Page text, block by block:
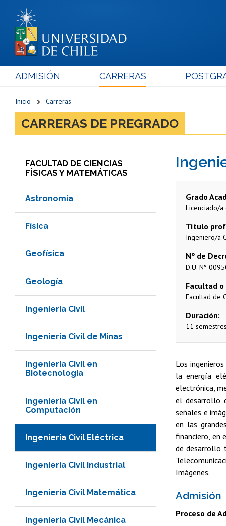
ADMISIÓN CARRERAS
Inicio Carreras
CARRERAS DE PREGRADO
FACULTAD DE CIENCIAS
FÍSICAS Y MATEMÁTICAS
Astronomía
Física
Geofísica
Geología
Ingeniería Civil
Ingeniería Civil de Minas
Ingeniería Civil en
Biotecnología
Ingeniería Civil en
Computación
Ingeniería Civil Eléctrica
Ingeniería Civil Industrial
Ingeniería Civil Matemática
Ingeniería Civil Mecánica
Grado
Licenciado/a
Título
Ingeniero/a
Nº de
D.U. N°
Facultad
Facultad de
Duración
11
Los
la energía
electrónica,
el desarrollo
señales e
en las
financiero, en
de desarrollo
Imágenes.
Admisión
Proceso de